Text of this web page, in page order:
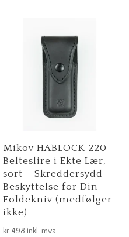
Mikov HABLOCK 220
Belteslire i Ekte Lær,
sort – Skreddersydd
Beskyttelse for Din
Foldekniv (medfølger
ikke)
kr 498 inkl. mva